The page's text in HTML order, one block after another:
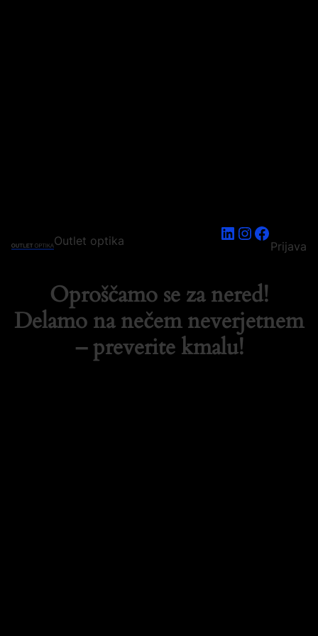
Outlet optika LinkedIn
Instagram
Prijava
Oproščamo se za nered!
Delamo na nečem neverjetnem
– preverite kmalu!